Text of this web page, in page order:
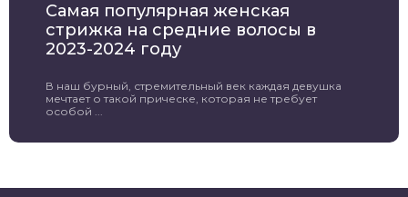
Самая популярная женская
стрижка на средние волосы в
2023-2024 году
В наш бурный, стремительный век каждая девушка
мечтает о такой прическе, которая не требует
особой ...